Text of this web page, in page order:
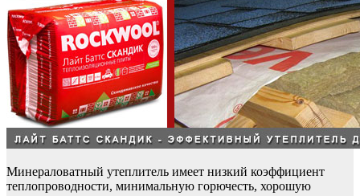
Минераловатный утеплитель имеет низкий коэффициент
теплопроводности, минимальную горючесть, хорошую